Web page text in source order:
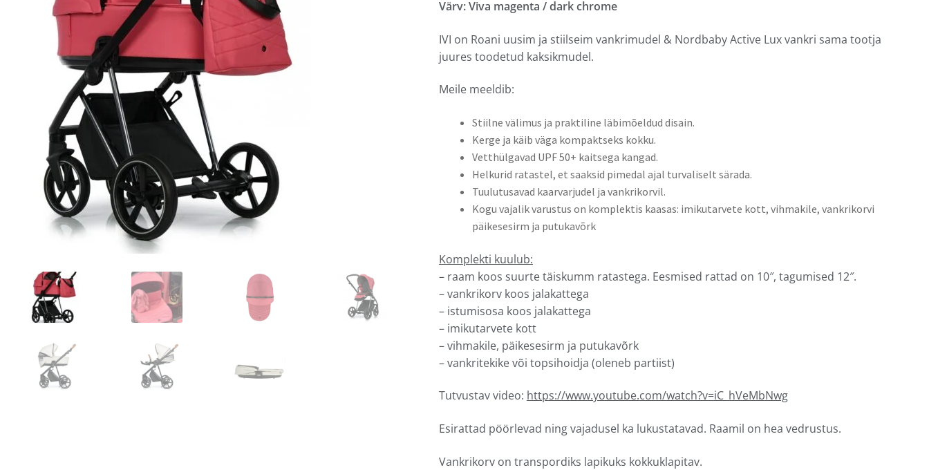
Värv: Viva magenta / dark chrome
IVI on Roani uusim ja stiilseim vankrimudel & Nordbaby Active Lux vankri sama tootja
juures toodetud kaksikmudel.
Meile meeldib:
Stiilne välimus ja praktiline läbimõeldud disain.
Kerge ja käib väga kompaktseks kokku.
Vetthülgavad UPF 50+ kaitsega kangad.
Helkurid ratastel, et saaksid pimedal ajal turvaliselt särada.
Tuulutusavad kaarvarjudel ja vankrikorvil.
Kogu vajalik varustus on komplektis kaasas: imikutarvete kott, vihmakile, vankrikorvi
päikesesirm ja putukavõrk
Komplekti kuulub:
– raam koos suurte täiskumm ratastega. Eesmised rattad on 10″, tagumised 12″.
– vankrikorv koos jalakattega
– istumisosa koos jalakattega
– imikutarvete kott
– vihmakile, päikesesirm ja putukavõrk
– vankritekike või topsihoidja (oleneb partiist)
Tutvustav video: https://www.youtube.com/watch?v=iC_hVeMbNwg
Esirattad pöörlevad ning vajadusel ka lukustatavad. Raamil on hea vedrustus.
Vankrikorv on transpordiks lapikuks kokkuklapitav.